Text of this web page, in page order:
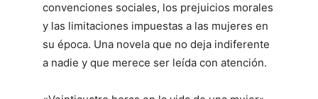
convenciones sociales, los prejuicios morales
y las limitaciones impuestas a las mujeres en
su época. Una novela que no deja indiferente
a nadie y que merece ser leída con atención.